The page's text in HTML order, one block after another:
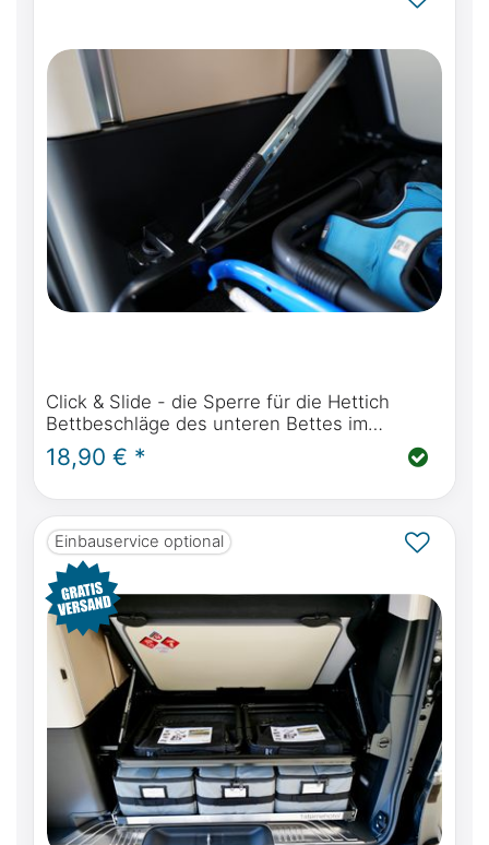
Click & Slide - die Sperre für die Hettich
Bettbeschläge des unteren Bettes im
Mercedes-Benz Marco Polo W447 und Viano
Marco Polo W639
18,90 € *
Einbauservice optional